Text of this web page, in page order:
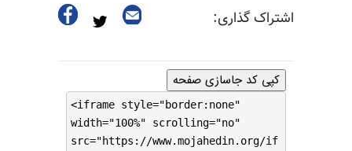
اشتراک گذاری:
کپی کد جاسازی صفحه
<iframe style="border:none"
width="100%" scrolling="no"
src="https://www.mojahedin.org/if